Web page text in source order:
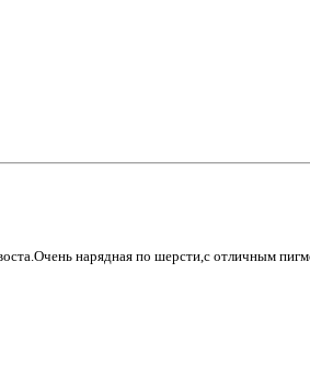
нарядная по шерсти,с отличным